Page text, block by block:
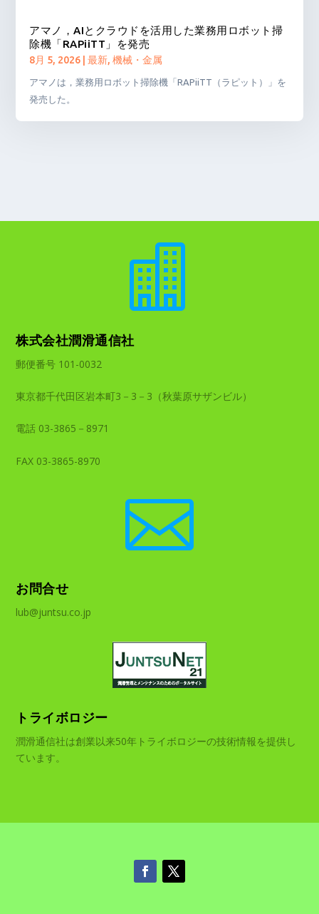
アマノ，AIとクラウドを活用した業務用ロボット掃
除機「RAPiiTT」を発売
8月 5, 2026 |最新,機械・金属
アマノは，業務用ロボット掃除機「RAPiiTT（ラピット）」を
発売した。

株式会社潤滑通信社
郵便番号 101-0032
東京都千代田区岩本町3－3－3（秋葉原サザンビル）
電話 03-3865－8971
FAX 03-3865-8970

お問合せ
lub@juntsu.co.jp
トライボロジー
潤滑通信社は創業以来50年トライボロジーの技術情報を提供し
ています。